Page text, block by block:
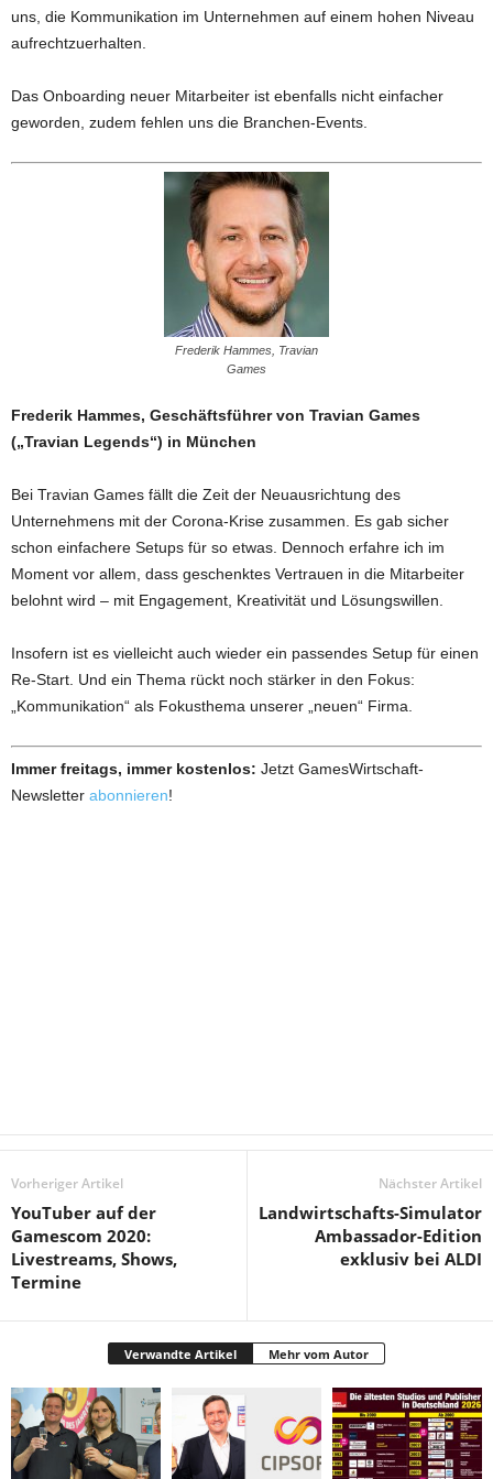
uns, die Kommunikation im Unternehmen auf einem hohen Niveau
aufrechtzuerhalten.
Das Onboarding neuer Mitarbeiter ist ebenfalls nicht einfacher
geworden, zudem fehlen uns die Branchen-Events.
Frederik Hammes, Travian
Games
Frederik Hammes, Geschäftsführer von Travian Games
(„Travian Legends“) in München
Bei Travian Games fällt die Zeit der Neuausrichtung des
Unternehmens mit der Corona-Krise zusammen. Es gab sicher
schon einfachere Setups für so etwas. Dennoch erfahre ich im
Moment vor allem, dass geschenktes Vertrauen in die Mitarbeiter
belohnt wird – mit Engagement, Kreativität und Lösungswillen.
Insofern ist es vielleicht auch wieder ein passendes Setup für einen
Re-Start. Und ein Thema rückt noch stärker in den Fokus:
„Kommunikation“ als Fokusthema unserer „neuen“ Firma.
Immer freitags, immer kostenlos: Jetzt GamesWirtschaft-
Newsletter abonnieren!
Vorheriger Artikel
YouTuber auf der
Gamescom 2020:
Livestreams, Shows,
Termine
Nächster Artikel
Landwirtschafts-Simulator
Ambassador-Edition
exklusiv bei ALDI
Verwandte Artikel Mehr vom Autor